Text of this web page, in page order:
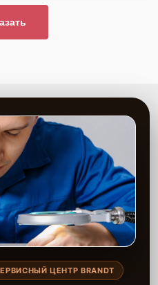
ЦЕНТР BRANDT